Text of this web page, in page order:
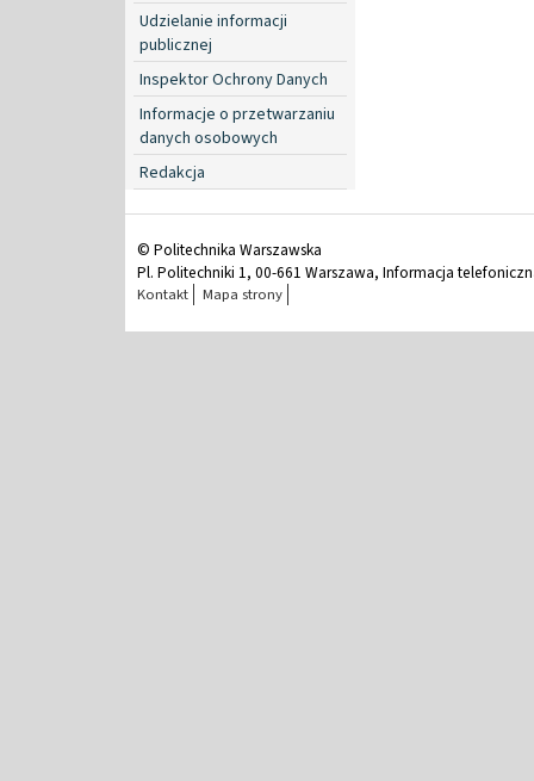
Udzielanie informacji
publicznej
Inspektor Ochrony Danych
Informacje o przetwarzaniu
danych osobowych
Redakcja
© Politechnika Warszawska
Pl. Politechniki 1, 00-661 Warszawa, Informacja
Kontakt Mapa strony